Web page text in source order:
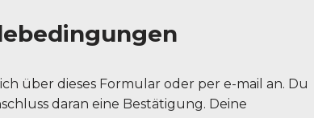
über dieses Formular oder per e-mail an. Du
daran eine Bestätigung. Deine